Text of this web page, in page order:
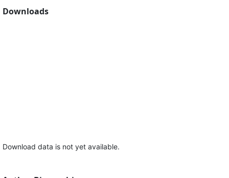
Downloads
Download data is not yet available.